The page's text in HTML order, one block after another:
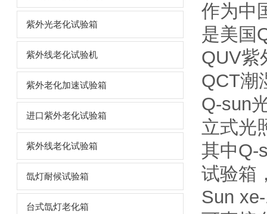
紫外光老化试验箱
紫外线老化试验机
紫外老化加速试验箱
进口紫外老化试验箱
紫外线老化试验箱
氙灯耐候试验箱
台式氙灯老化箱
作为中
是美国
QUV紫
QCT潮
Q-sun
立式光
其中Q-
试验箱
Sun